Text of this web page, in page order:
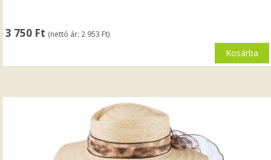
3 750 Ft (nettó ár: 2 953 Ft)
Kosárba